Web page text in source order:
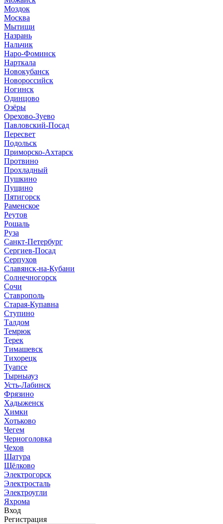
Моздок
Москва
Мытищи
Назрань
Нальчик
Наро-Фоминск
Нарткала
Новокубанск
Новороссийск
Ногинск
Одинцово
Озёры
Орехово-Зуево
Павловский-Посад
Пересвет
Подольск
Приморско-Ахтарск
Протвино
Прохладный
Пушкино
Пущино
Пятигорск
Раменское
Реутов
Рошаль
Руза
Санкт-Петербург
Сергиев-Посад
Серпухов
Славянск-на-Кубани
Солнечногорск
Сочи
Ставрополь
Старая-Купавна
Ступино
Талдом
Темрюк
Терек
Тимашевск
Тихорецк
Туапсе
Тырныауз
Усть-Лабинск
Фрязино
Хадыженск
Химки
Хотьково
Чегем
Черноголовка
Чехов
Шатура
Щёлково
Электрогорск
Электросталь
Электроугли
Яхрома
Вход
Регистрация